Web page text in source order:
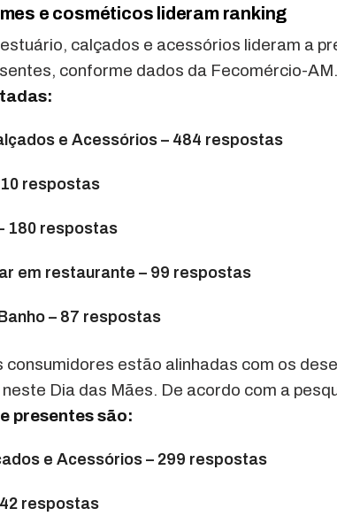
e cosméticos lideram ranking
calçados e acessórios lideram a
conforme dados da Fecomércio-AM.
e Acessórios – 484 respostas
respostas
180 respostas
em restaurante – 99 respostas
– 87 respostas
consumidores estão alinhadas com os
Dia das Mães. De acordo com a
presentes são:
e Acessórios – 299 respostas
respostas